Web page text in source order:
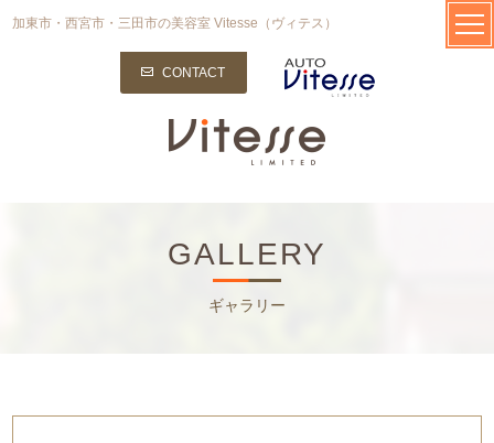
加東市・西宮市・三田市の美容室 Vitesse（ヴィテス）
CONTACT
GALLERY
ギャラリー